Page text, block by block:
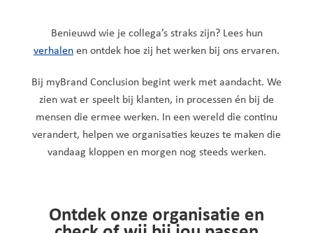
Benieuwd wie je collega’s straks zijn? Lees hun
verhalen en ontdek hoe zij het werken bij ons ervaren.
Bij myBrand Conclusion begint werk met aandacht. We
zien wat er speelt bij klanten, in processen én bij de
mensen die ermee werken. In een wereld die continu
verandert, helpen we organisaties keuzes te maken die
vandaag kloppen en morgen nog steeds werken.
Ontdek onze organisatie en